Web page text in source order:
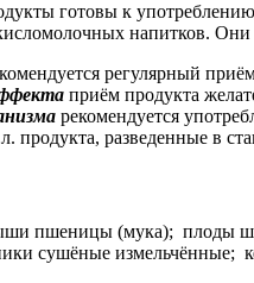
готовы к
напитков.
регулярный
приём продукта
рекомендуется
продукта, разведенные в
пшеницы (мука); плоды
сушёные измельчённые;